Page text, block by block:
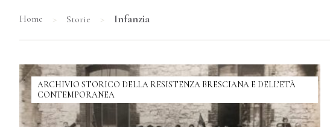
Home > Storie > Infanzia
ARCHIVIO STORICO DELLA RESISTENZA BRESCIANA E DELL’ETÀ
CONTEMPORANEA